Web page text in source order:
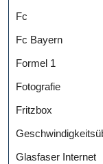
Fc
Fc Bayern
Formel 1
Fotografie
Fritzbox
Glasfaser Internet